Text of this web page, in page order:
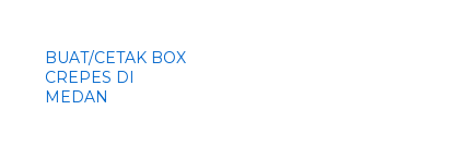
BUAT/CETAK BOX
CREPES DI
MEDAN